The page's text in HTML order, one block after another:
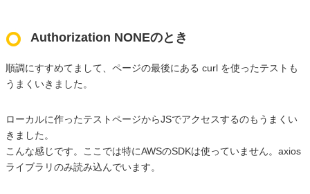
Authorization NONEのとき
順調にすすめてまして、ページの最後にある curl を使ったテストも
うまくいきました。
ローカルに作ったテストページからJSでアクセスするのもうまくい
きました。
こんな感じです。ここでは特にAWSのSDKは使っていません。axios
ライブラリのみ読み込んでいます。